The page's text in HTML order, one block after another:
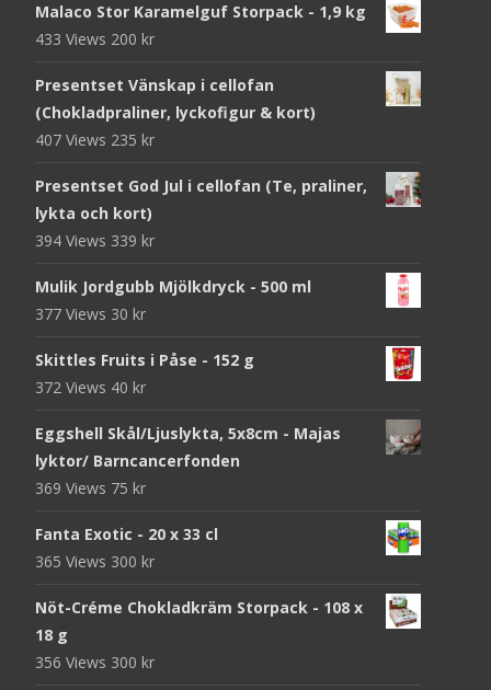
Malaco Stor Karamelguf Storpack - 1,9 kg
433 Views 200 kr
Presentset Vänskap i cellofan
(Chokladpraliner, lyckofigur & kort)
407 Views 235 kr
Presentset God Jul i cellofan (Te, praliner,
lykta och kort)
394 Views 339 kr
Mulik Jordgubb Mjölkdryck - 500 ml
377 Views 30 kr
Skittles Fruits i Påse - 152 g
372 Views 40 kr
Eggshell Skål/Ljuslykta, 5x8cm - Majas
lyktor/ Barncancerfonden
369 Views 75 kr
Fanta Exotic - 20 x 33 cl
365 Views 300 kr
Nöt-Créme Chokladkräm Storpack - 108 x
18 g
356 Views 300 kr